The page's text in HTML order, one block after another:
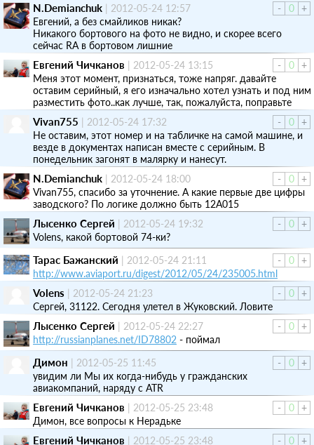
-
0 +
N.Demianchuk | 2012-05-24 12:57
Евгений, а без смайликов никак?
Никакого бортового на фото не видно, и скорее всего
сейчас RA в бортовом лишние
-
0 +
Евгений Чичканов | 2012-05-24 13:15
Меня этот момент, признаться, тоже напряг. давайте
оставим серийный, я его изначально хотел узнать и под ним
разместить фото..как лучше, так, пожалуйста, поправьте
-
0 +
Vivan755 | 2012-05-24 17:32
Не оставим, этот номер и на табличке на самой машине, и
везде в документах написан вместе с серийным. В
понедельник загонят в малярку и нанесут.
-
0 +
N.Demianchuk | 2012-05-24 18:00
Vivan755, спасибо за уточнение. А какие первые две цифры
заводского? По логике должно быть 12А015
-
0 +
Лысенко Сергей | 2012-05-24 19:32
Volens, какой бортовой 74-ки?
-
0 +
Тарас Бажанский | 2012-05-24 21:11
http://www.aviaport.ru/digest/2012/05/24/235005.html
-
0 +
Volens | 2012-05-24 21:23
Сергей, 31122. Сегодня улетел в Жуковский. Ловите
-
0 +
Лысенко Сергей | 2012-05-24 22:27
http://russianplanes.net/ID78802 - поймал
-
0 +
Димон | 2012-05-25 11:45
увидим ли Мы их когда-нибудь у гражданских
авиакомпаний, наряду с ATR
-
0 +
Евгений Чичканов | 2012-05-25 23:48
Димон, все вопросы к Нерадьке
-
0 +
Евгений Чичканов | 2012-05-25 23:48